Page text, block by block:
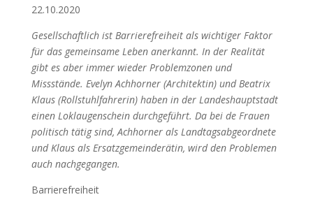
22.10.2020
Gesellschaftlich ist Barrierefreiheit als wichtiger Faktor
für das gemeinsame Leben anerkannt. In der Realität
gibt es aber immer wieder Problemzonen und
Missstände. Evelyn Achhorner (Architektin) und Beatrix
Klaus (Rollstuhlfahrerin) haben in der Landeshauptstadt
einen Loklaugenschein durchgeführt. Da bei de Frauen
politisch tätig sind, Achhorner als Landtagsabgeordnete
und Klaus als Ersatzgemeinderätin, wird den Problemen
auch nachgegangen.
Barrierefreiheit